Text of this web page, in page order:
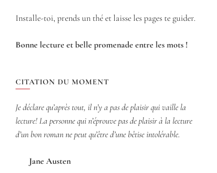
Installe-toi, prends un thé et laisse les pages te guider.
Bonne lecture et belle promenade entre les mots !
CITATION DU MOMENT
Je déclare qu’après tout, il n’y a pas de plaisir qui vaille la
lecture! La personne qui n’éprouve pas de plaisir à la lecture
d’un bon roman ne peut qu’être d’une bêtise intolérable.
Jane Austen